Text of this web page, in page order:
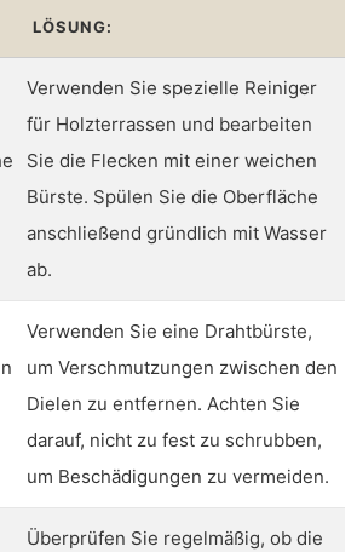
LÖSUNG:
Verwenden Sie spezielle Reiniger
für Holzterrassen und bearbeiten
Sie die Flecken mit einer weichen
Bürste. Spülen Sie die Oberfläche
anschließend gründlich mit Wasser
ab.
Verwenden Sie eine Drahtbürste,
um Verschmutzungen zwischen den
Dielen zu entfernen. Achten Sie
darauf, nicht zu fest zu schrubben,
um Beschädigungen zu vermeiden.
Überprüfen Sie regelmäßig, ob die